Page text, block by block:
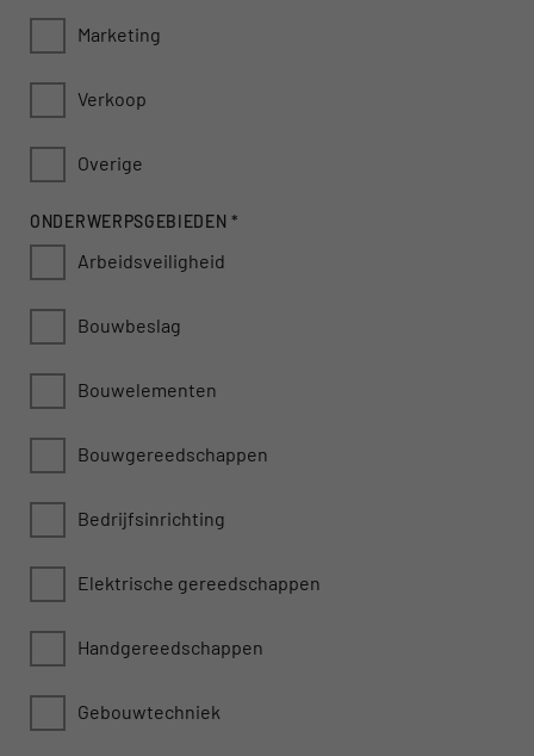
Marketing
Verkoop
Overige
ONDERWERPSGEBIEDEN*
Arbeidsveiligheid
Bouwbeslag
Bouwelementen
Bouwgereedschappen
Bedrijfsinrichting
Elektrische gereedschappen
Handgereedschappen
Gebouwtechniek